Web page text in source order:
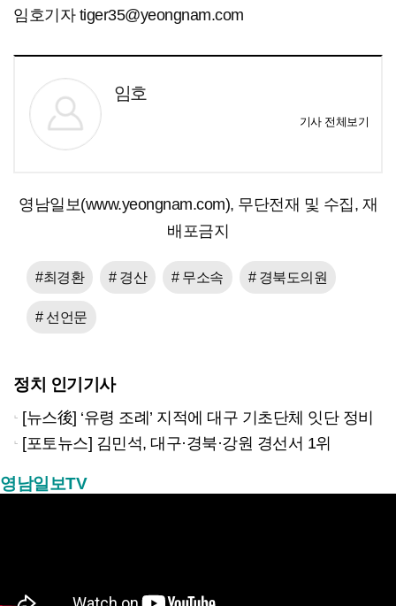
임호기자 tiger35@yeongnam.com
임호
기사 전체보기
영남일보(www.yeongnam.com), 무단전재 및 수집, 재
배포금지
#최경환 # 경산 # 무소속 # 경북도의원
# 선언문
정치 인기기사
[뉴스後] ‘유령 조례’ 지적에 대구 기초단체 잇단 정비
[포토뉴스] 김민석, 대구·경북·강원 경선서 1위
영남일보TV